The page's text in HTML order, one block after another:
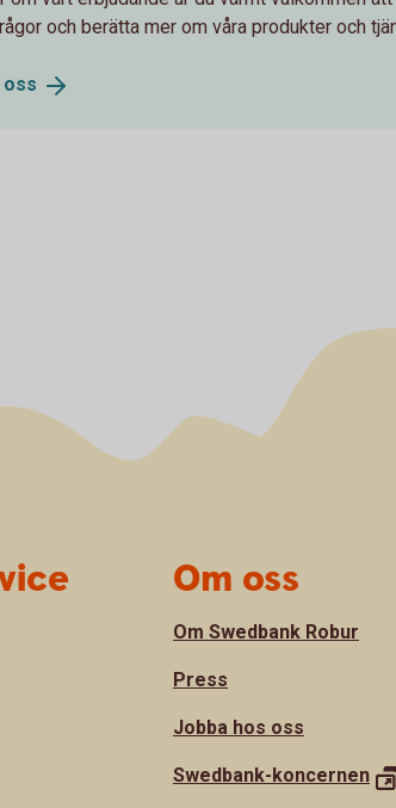
och berätta mer om våra produkter och
oss
Om oss
Om Swedbank Robur
Press
Jobba hos oss
Swedbank- koncernen